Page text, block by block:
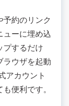
約のリンク
ューに埋め込
プするだけ
ラウザを起動
アカウント
便利です。